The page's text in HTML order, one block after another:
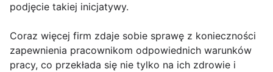
podjęcie takiej inicjatywy.
Coraz więcej firm zdaje sobie sprawę z konieczności
zapewnienia pracownikom odpowiednich warunków
pracy, co przekłada się nie tylko na ich zdrowie i